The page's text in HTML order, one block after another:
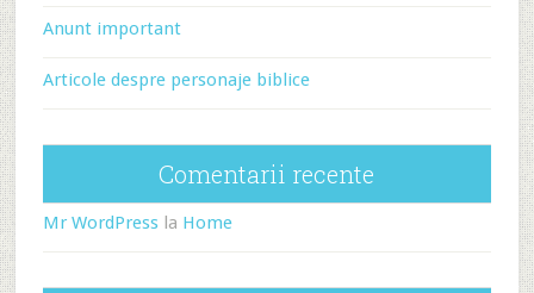
Anunt important
Articole despre personaje biblice
Comentarii recente
Mr WordPressla Home